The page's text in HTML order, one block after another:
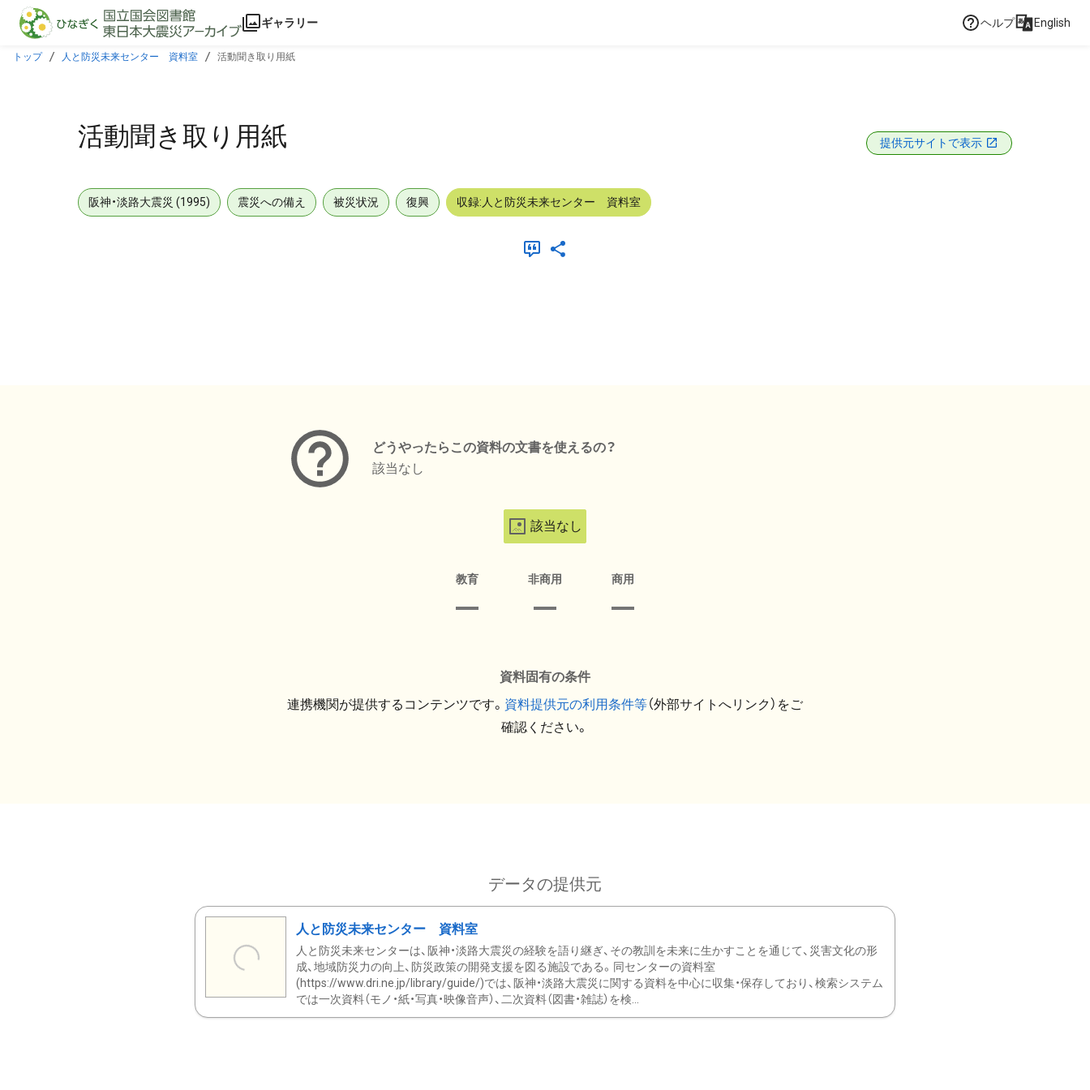
本文に飛ぶ
ギャラリー ヘルプ English
トップ 人と防災未来センター 資料室 活動聞き取り用紙
活動聞き取り用紙 提供元サイトで表示
阪神・淡路大震災 (1995) 震災への備え 被災状況 復興 収録:人と防災未来センター 資料室
どうやったらこの資料の文書を使えるの？
該当なし
該当なし
教育 非商用 商用
資料固有の条件
連携機関が提供するコンテンツです。 資料提供元の利用条件等（外部サイトへリンク）をご
確認ください。
データの提供元
人と防災未来センター 資料室
人と防災未来センターは、阪神・淡路大震災の経験を語り継ぎ、その教訓を未来に生かすことを通じて、災害文化の形
成、地域防災力の向上、防災政策の開発支援を図る施設である。同センターの資料室
(https://www.dri.ne.jp/library/guide/)では、阪神・淡路大震災に関する資料を中心に収集・保存しており、検索システム
では一次資料（モノ・紙・写真・映像音声）、二次資料（図書・雑誌）を検...